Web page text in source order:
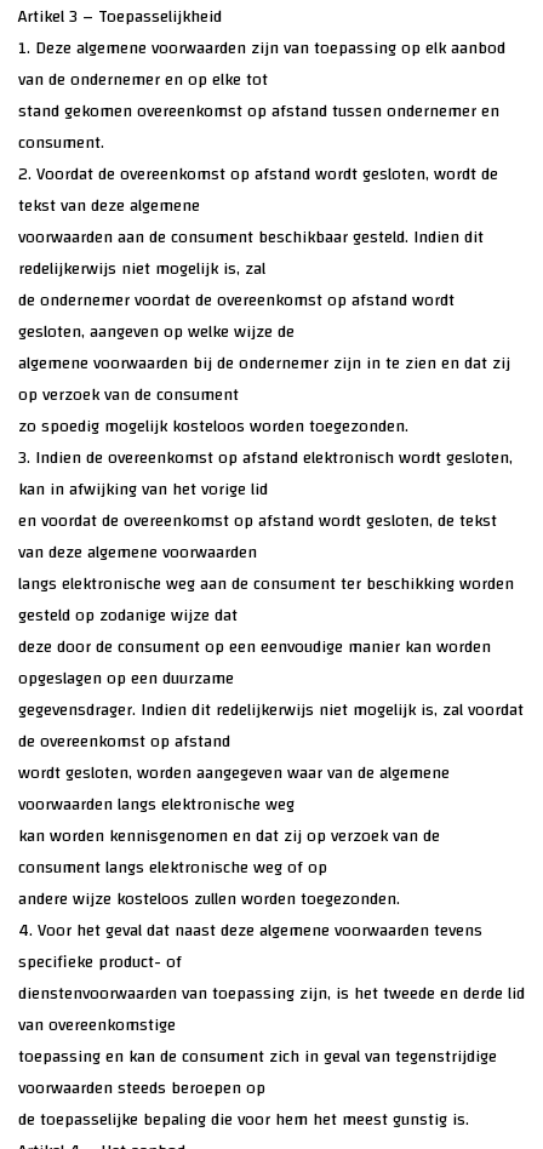
Artikel 3 – Toepasselijkheid
1. Deze algemene voorwaarden zijn van toepassing op elk aanbod
van de ondernemer en op elke tot
stand gekomen overeenkomst op afstand tussen ondernemer en
consument.
2. Voordat de overeenkomst op afstand wordt gesloten, wordt de
tekst van deze algemene
voorwaarden aan de consument beschikbaar gesteld. Indien dit
redelijkerwijs niet mogelijk is, zal
de ondernemer voordat de overeenkomst op afstand wordt
gesloten, aangeven op welke wijze de
algemene voorwaarden bij de ondernemer zijn in te zien en dat zij
op verzoek van de consument
zo spoedig mogelijk kosteloos worden toegezonden.
3. Indien de overeenkomst op afstand elektronisch wordt gesloten,
kan in afwijking van het vorige lid
en voordat de overeenkomst op afstand wordt gesloten, de tekst
van deze algemene voorwaarden
langs elektronische weg aan de consument ter beschikking worden
gesteld op zodanige wijze dat
deze door de consument op een eenvoudige manier kan worden
opgeslagen op een duurzame
gegevensdrager. Indien dit redelijkerwijs niet mogelijk is, zal voordat
de overeenkomst op afstand
wordt gesloten, worden aangegeven waar van de algemene
voorwaarden langs elektronische weg
kan worden kennisgenomen en dat zij op verzoek van de
consument langs elektronische weg of op
andere wijze kosteloos zullen worden toegezonden.
4. Voor het geval dat naast deze algemene voorwaarden tevens
specifieke product- of
dienstenvoorwaarden van toepassing zijn, is het tweede en derde lid
van overeenkomstige
toepassing en kan de consument zich in geval van tegenstrijdige
voorwaarden steeds beroepen op
de toepasselijke bepaling die voor hem het meest gunstig is.